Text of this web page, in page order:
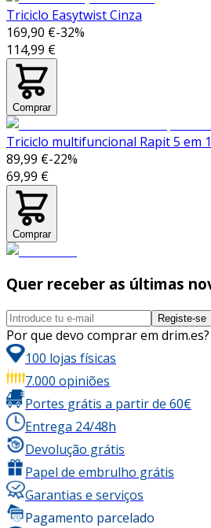
Triciclo Easytwist Cinza
169,90 €-32%
114,99 €
Comprar
Triciclo multifuncional Rapit 5 em
89,99 €-22%
69,99 €
Comprar
Quer receber as últimas
Registe-se
Por que devo comprar em drim.es?
100 lojas físicas
7.000 opiniões
Portes grátis a partir de 60€
Entrega 24/48h
Devolução grátis
Papel de embrulho grátis
Garantias e serviços
Pagamento parcelado